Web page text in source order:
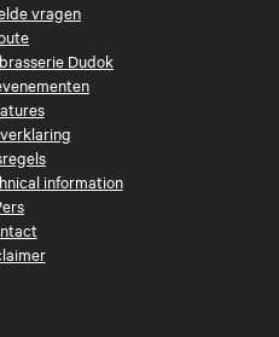
vragen
Dudok
information